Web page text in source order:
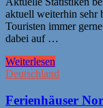
aktuell weiterhin sehr
Touristen immer
dabei auf …
Weiterlesen
Deutschland
Ferienhäuser